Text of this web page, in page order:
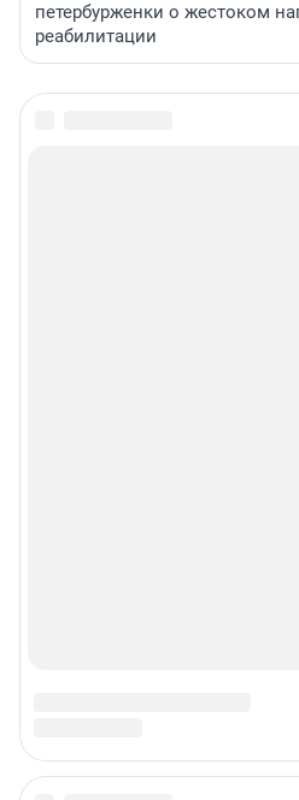
петербурженки о жестоком
реабилитации